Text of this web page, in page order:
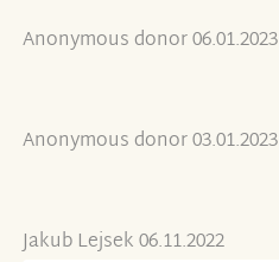
Anonymous donor 06.01.2023
Anonymous donor 03.01.2023
Jakub Lejsek 06.11.2022